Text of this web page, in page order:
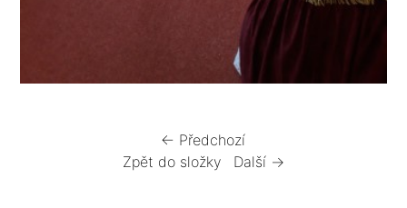
← Předchozí
Zpět do složky
Další →